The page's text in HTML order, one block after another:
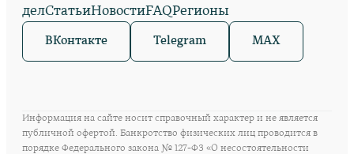
делСтатьиНовостиFAQРегионы
ВКонтакте Telegram MAX
Информация на сайте носит справочный характер и не является
публичной офертой. Банкротство физических лиц проводится в
порядке Федерального закона № 127-ФЗ «О несостоятельности